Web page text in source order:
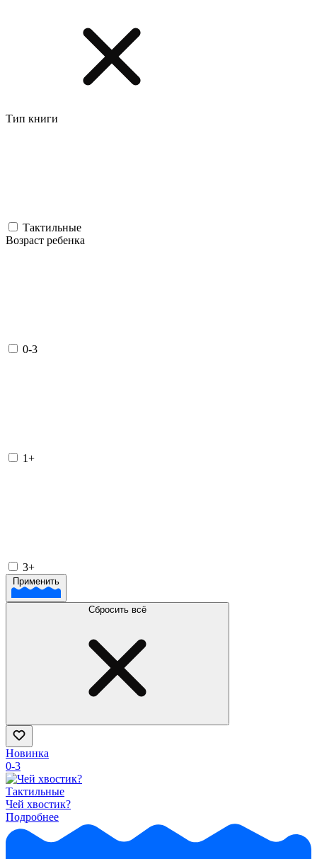
Тип книги
Тактильные
Возраст ребенка
0-3
1+
3+
Применить
Сбросить всё
Новинка
0-3
Тактильные
Чей хвостик?
Подробнее